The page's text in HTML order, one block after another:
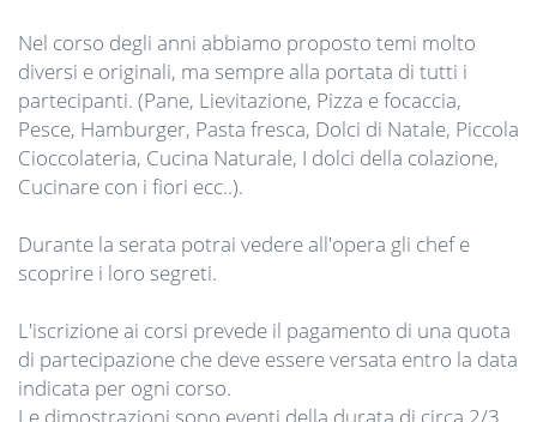
Nel corso degli anni abbiamo proposto temi molto
diversi e originali, ma sempre alla portata di tutti i
partecipanti. (Pane, Lievitazione, Pizza e focaccia,
Pesce, Hamburger, Pasta fresca, Dolci di Natale, Piccola
Cioccolateria, Cucina Naturale, I dolci della colazione,
Cucinare con i fiori ecc..).
Durante la serata potrai vedere all'opera gli chef e
scoprire i loro segreti.
L'iscrizione ai corsi prevede il pagamento di una quota
di partecipazione che deve essere versata entro la data
indicata per ogni corso.